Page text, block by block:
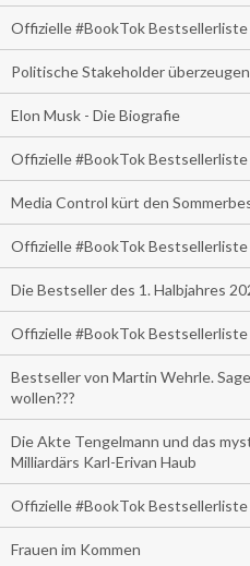
Offizielle #BookTok
Politische Stakeholder überzeugen
Elon Musk - Die Biografie
Offizielle #BookTok
Media Control kürt den
Offizielle #BookTok Bestsellerliste
Die Bestseller des 1. Halbjahres
Offizielle #BookTok Bestsellerliste
Bestseller von Martin Wehrle.
wollen???
Die Akte Tengelmann und das
Milliardärs Karl-Erivan Haub
Offizielle #BookTok Bestsellerliste
Frauen im Kommen